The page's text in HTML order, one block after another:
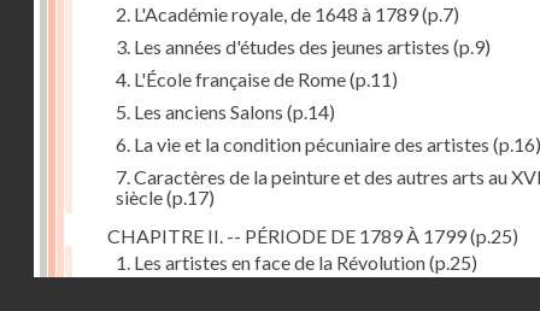
2. L'Académie royale, de 1648 à 1789(p.7)
3. Les années d'études des jeunes artistes (p.9)
4. L'École française de Rome(p.11)
5. Les anciens Salons (p.14)
6. La vie et la condition pécuniaire des artistes (p.16)
7. Caractères de la peinture et des autres arts au
siècle(p.17)
CHAPITRE II. -- PÉRIODE DE 1789 À 1799(p.25)
1. Les artistes en face de la Révolution(p.25)